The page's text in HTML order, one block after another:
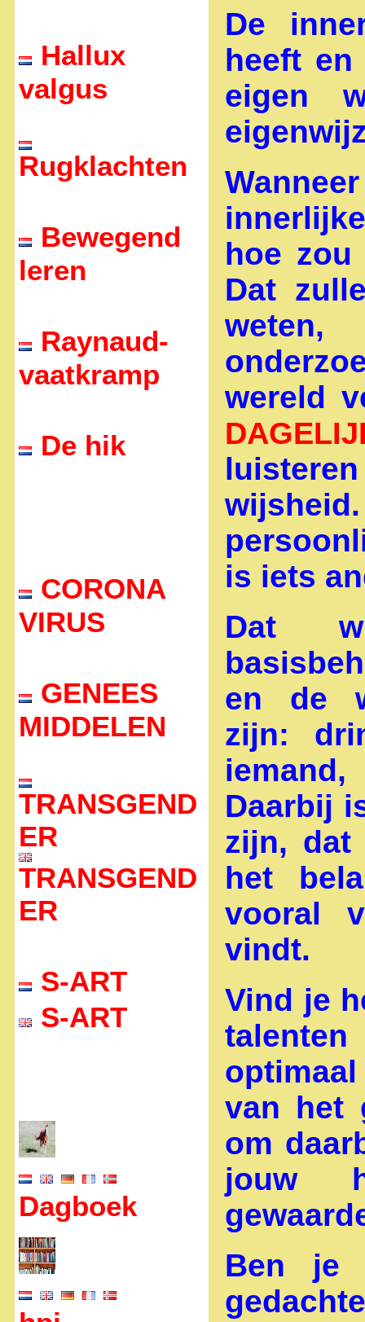
Hallux
valgus
Rugklachten
Bewegend
leren
Raynaud-
vaatkramp
De hik
CORONA
VIRUS
GENEES
MIDDELEN
TRANSGEND
ER
TRANSGEND
ER
S-ART
S-ART
Dagboek
De
heeft
eigen
hoe
Dat
weten,
wereld
is iets
Dat
en de
zijn:
Daarbij
zijn, dat
het
vooral
vindt.
Vind je
van het
om
jouw
Ben je